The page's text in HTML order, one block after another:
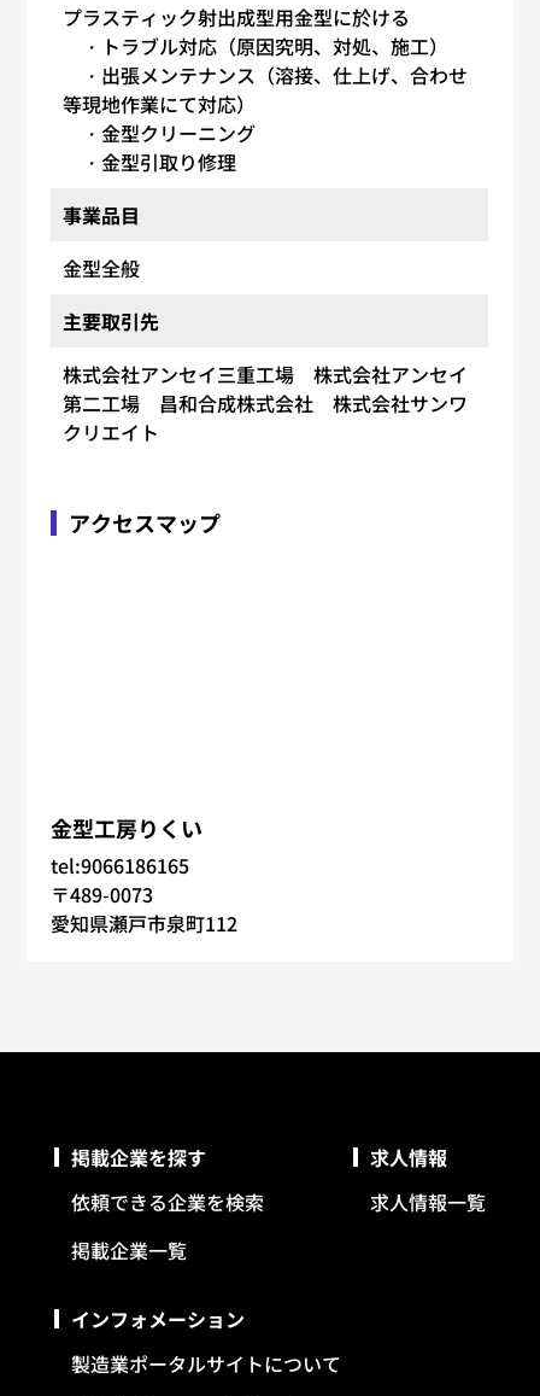
プラスティック射出成型用金型に於ける
・トラブル対応（原因究明、対処、施工）
・出張メンテナンス（溶接、仕上げ、合わせ
等現地作業にて対応）
・金型クリーニング
・金型引取り修理
事業品目
金型全般
主要取引先
株式会社アンセイ三重工場 株式会社アンセイ
第二工場 昌和合成株式会社 株式会社サンワ
クリエイト
アクセスマップ
金型工房りくい
tel:9066186165
〒489-0073
愛知県瀬戸市泉町112
掲載企業を探す
依頼できる企業を検索
掲載企業一覧
求人情報
求人情報一覧
インフォメーション
製造業ポータルサイトについて